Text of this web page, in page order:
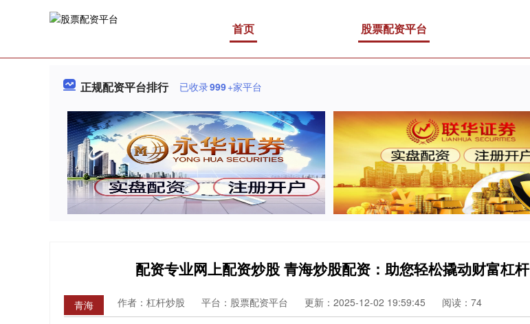
首页 股票配资平台
正规配资平台排行 已收录999+家平台
配资专业网上配资炒股 青海炒股配资：助您轻松撬动财富杠杆
青海 作者：杠杆炒股 平台：股票配资平台 更新：2025-12-02 19:59:45 阅读：74